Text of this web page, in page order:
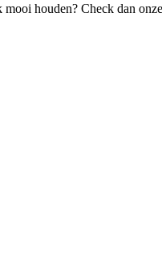
houden? Check dan